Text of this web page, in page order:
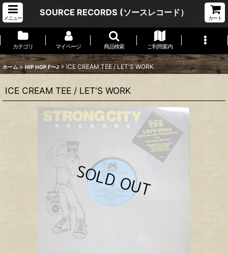
メニュー
SOURCE RECORDS (ソースレコード）
カート
カテゴリ マイページ 商品検索 ご利用案内
ホーム > HIP HOP F〜J > ICE CREAM TEE / LET'S WORK
ICE CREAM TEE / LET'S WORK